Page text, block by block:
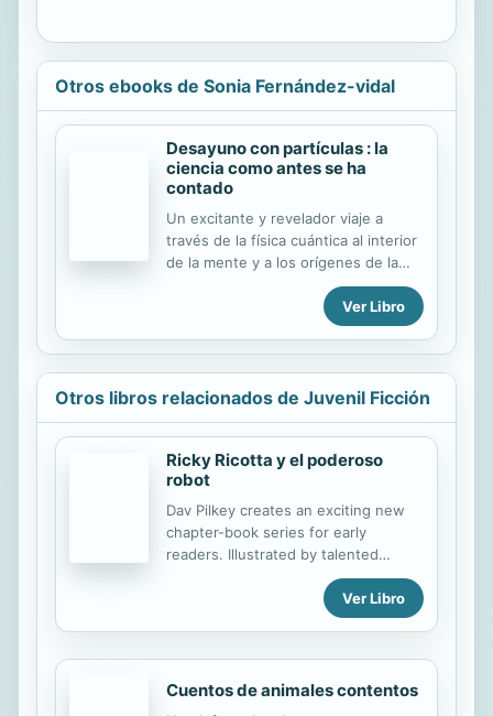
Otros ebooks de Sonia Fernández-vidal
Desayuno con partículas : la
ciencia como antes se ha
contado
Un excitante y revelador viaje a
través de la física cuántica al interior
de la mente y a los orígenes de la
vida. Una fascinante lectura para
aprender a sacar partido a nuestro
cerebro y aplicarlo a los problemas
de nuestra vida cotidiana.
Ver Libro
Otros libros relacionados de Juvenil Ficción
Ricky Ricotta y el poderoso
robot
Dav Pilkey creates an exciting new
chapter-book series for early
readers. Illustrated by talented
cartoonist Martin Ontiveros --who
was hand-picked by Dav Pilkey for
this series! Ricky Ricotta es un ratón
quien jugar. Los abusones de la
escuela suelen meterse con él. Ricky
Ver Libro
Cuentos de animales contentos